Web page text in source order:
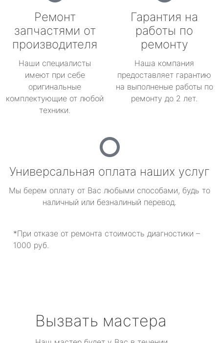
Ремонт
запчастями от
производителя
Наши специалисты
имеют при себе
оригинальные
комплектующие от любой
техники.
Гарантия на
работы по
ремонту
Наша компания
предоставляет гарантию
на выполненые работы по
ремонту до 2 лет.
Универсальная оплата наших услуг
Мы берем оплату от Вас любыми способами, будь то
наличный или безналиный перевод.
*При отказе от ремонта стоимость диагностики –
1000 руб.
Вызвать мастера